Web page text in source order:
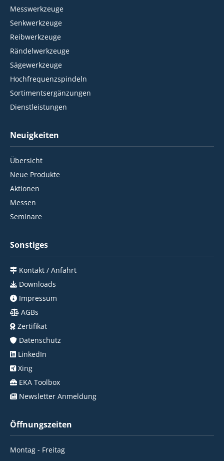
Messwerkzeuge
Senkwerkzeuge
Reibwerkzeuge
Rändelwerkzeuge
Sägewerkzeuge
Hochfrequenzspindeln
Sortimentsergänzungen
Dienstleistungen
Neuigkeiten
Übersicht
Neue Produkte
Aktionen
Messen
Seminare
Sonstiges
Kontakt / Anfahrt
Downloads
Impressum
AGBs
Zertifikat
Datenschutz
LinkedIn
Xing
EKA Toolbox
Newsletter Anmeldung
Öffnungszeiten
Montag - Freitag